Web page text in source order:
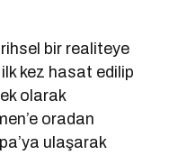
bir realiteye
kez hasat edilip
olarak
oradan
ulaşarak